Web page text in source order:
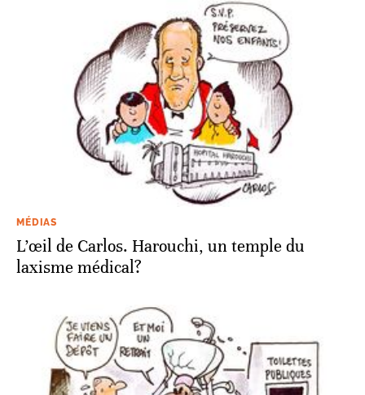
MÉDIAS
L’œil de Carlos. Harouchi, un temple du
laxisme médical?